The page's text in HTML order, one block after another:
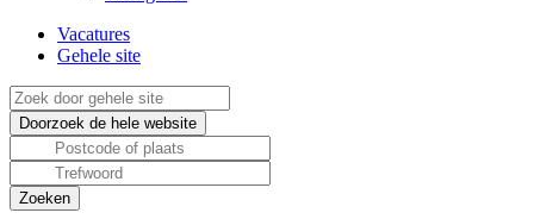
Vacatures
Gehele site